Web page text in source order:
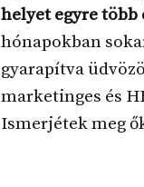
helyet egyre több
hónapokban
gyarapítva
marketinges és
Ismerjétek meg